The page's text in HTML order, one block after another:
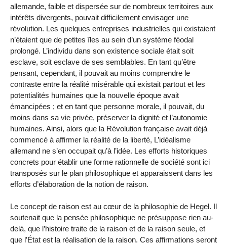
allemande, faible et dispersée sur de nombreux territoires aux
intérêts divergents, pouvait difficilement envisager une
révolution. Les quelques entreprises industrielles qui existaient
n’étaient que de petites îles au sein d’un système féodal
prolongé. L’individu dans son existence sociale était soit
esclave, soit esclave de ses semblables. En tant qu’être
pensant, cependant, il pouvait au moins comprendre le
contraste entre la réalité misérable qui existait partout et les
potentialités humaines que la nouvelle époque avait
émancipées ; et en tant que personne morale, il pouvait, du
moins dans sa vie privée, préserver la dignité et l’autonomie
humaines. Ainsi, alors que la Révolution française avait déjà
commencé à affirmer la réalité de la liberté, L’idéalisme
allemand ne s’en occupait qu’à l’idée. Les efforts historiques
concrets pour établir une forme rationnelle de société sont ici
transposés sur le plan philosophique et apparaissent dans les
efforts d’élaboration de la notion de raison.
Le concept de raison est au cœur de la philosophie de Hegel. Il
soutenait que la pensée philosophique ne présuppose rien au-
delà, que l’histoire traite de la raison et de la raison seule, et
que l’État est la réalisation de la raison. Ces affirmations seront